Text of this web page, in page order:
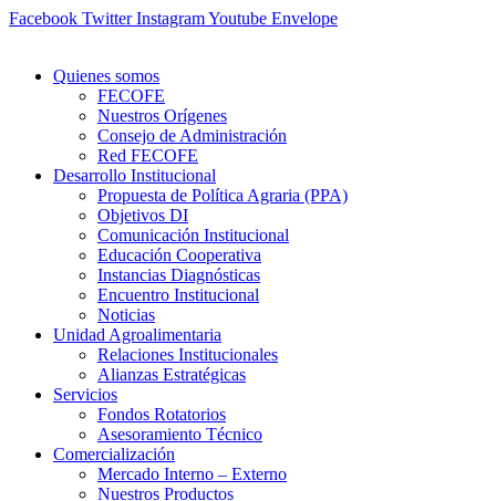
Ir
Facebook Twitter InstagramYoutube Envelope
Quienes somos
FECOFE
Nuestros Orígenes
Consejo de Administración
Red FECOFE
Desarrollo Institucional
Propuesta de Política Agraria (PPA)
Objetivos DI
Comunicación Institucional
Educación Cooperativa
Instancias Diagnósticas
Encuentro Institucional
Noticias
Unidad Agroalimentaria
Relaciones Institucionales
Alianzas Estratégicas
Servicios
Fondos Rotatorios
Asesoramiento Técnico
Comercialización
Mercado Interno – Externo
Nuestros Productos